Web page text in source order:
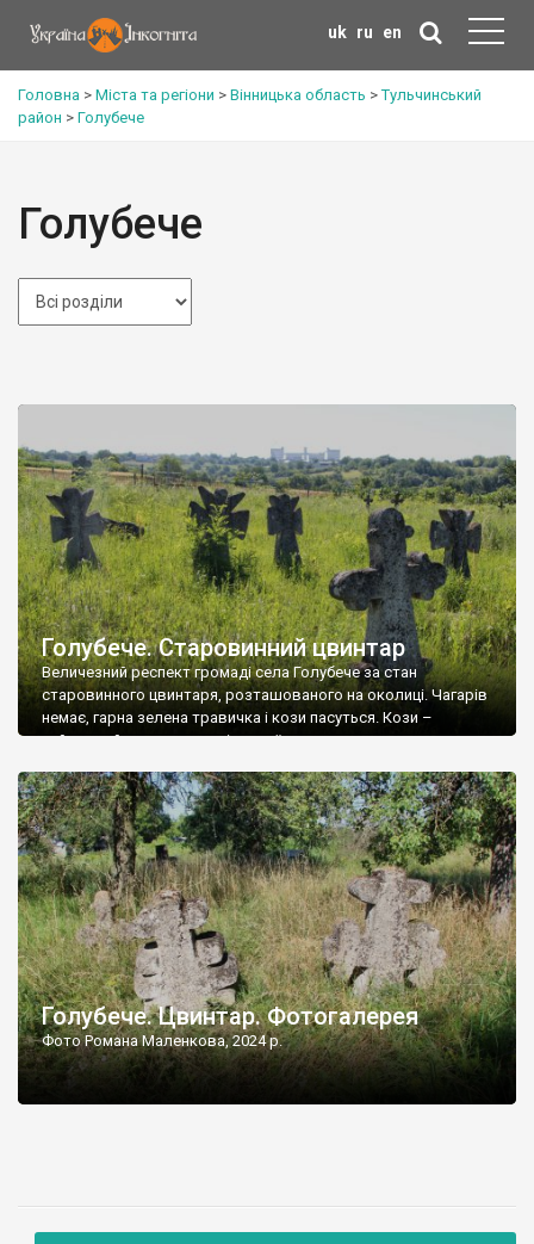
uk ru en
Головна > Міста та регіони > Вінницька область >Тульчинський
район > Голубече
Голубече
Голубече. Старовинний цвинтар
Величезний респект громаді села Голубече за стан
старовинного цвинтаря, розташованого на околиці. Чагарів
немає, гарна зелена травичка і кози пасуться. Кози –
найкращий регулятор шкідливої, для старих кладовищ,
бруньками, кози ті бруньки обгризають, бо то улюблений
делікатес. На цвинтарі у Голубечому ціла колекція
різноманітних форм хрестів. Село відносно невелике, […]
Голубече. Цвинтар. Фотогалерея
Фото Романа Маленкова, 2024 р.